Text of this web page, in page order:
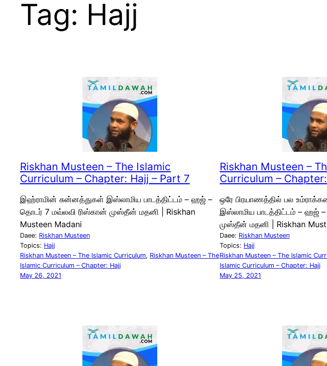
Tag: Hajj
Riskhan Musteen – The Islamic
Curriculum – Chapter: Hajj – Part 7
இஹ்ராமின் சுன்னத்துகள் இஸ்லாமிய பாடத்திட்டம் – ஹஜ் –
தொடர் 7 மவ்லவி ரிஸ்கான் முஸ்தீன் மதனி | Riskhan
Musteen Madani
Daee: Riskhan Musteen
Topics: Hajj
Riskhan Musteen – The Islamic Curriculum, Riskhan Musteen – The
Islamic Curriculum – Chapter: Hajj
May 26, 2021
Riskhan Musteen –
Curriculum –
ஒரே பிரயாணத்தில் பல
இஸ்லாமிய பாடத்திட்டம் – ஹஜ்
முஸ்தீன் மதனி | Riskhan
Daee: Riskhan Musteen
Topics: Hajj
Riskhan Musteen – The Islamic
Islamic Curriculum – Chapter: Hajj
May 25, 2021